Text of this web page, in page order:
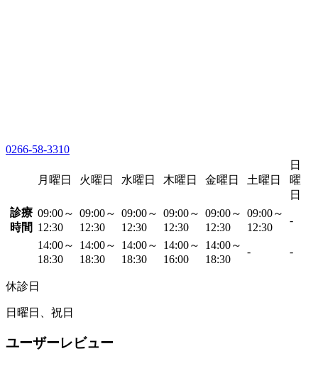
0266-58-3310
月曜日 火曜日 水曜日 木曜日 金曜日 土曜日
日
曜
日
診療
時間
09:00～
12:30
09:00～
12:30
09:00～
12:30
09:00～
12:30
09:00～
12:30
09:00～
12:30
-
14:00～
18:30
14:00～
18:30
14:00～
18:30
14:00～
16:00
14:00～
18:30
- -
休診日
日曜日、祝日
ユーザーレビュー